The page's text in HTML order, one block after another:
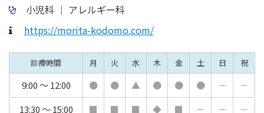
小児科 │ アレルギー科
https://morita-kodomo.com/
診療時間 月 火 水 木 金 土 日 祝
9:00 ～ 12:00 ● ● ▲ ● ● ● －
－
13:30 ～ 15:00
■ ■ ■ ◆ ■ － － －